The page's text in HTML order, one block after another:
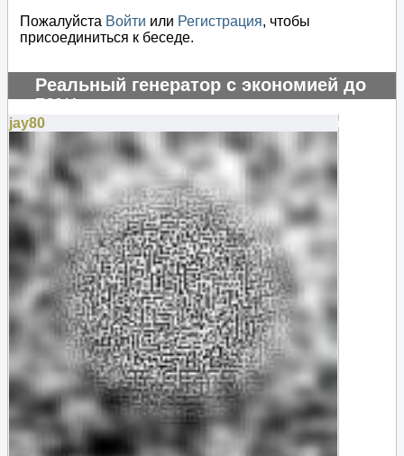
Пожалуйста Войти или Регистрация, чтобы
присоединиться к беседе.
Реальный генератор с экономией до
70%!
#131257
jay80